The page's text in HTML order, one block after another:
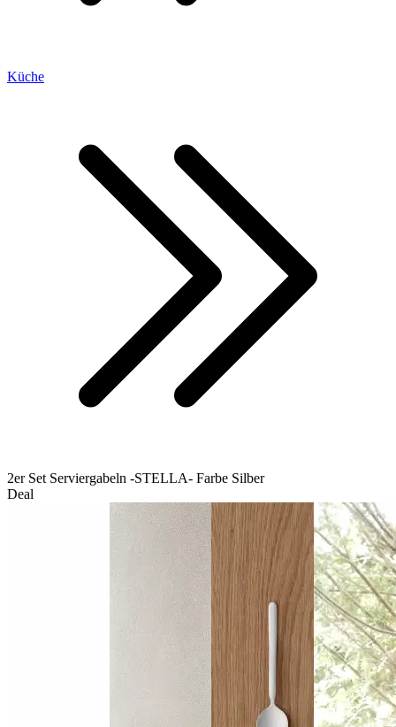
Küche
2er Set Serviergabeln -STELLA- Farbe Silber
Deal